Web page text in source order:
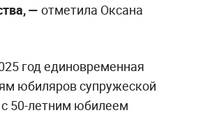
— отметила Оксана
год единовременная
юбиляров супружеской
50-летним юбилеем